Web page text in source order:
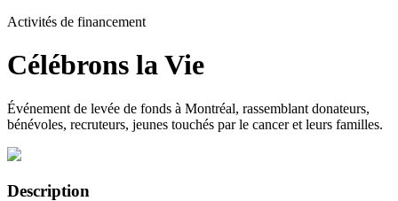
Activités de financement
Célébrons la Vie
Événement de levée de fonds à Montréal, rassemblant donateurs,
bénévoles, recruteurs, jeunes touchés par le cancer et leurs familles.
Description